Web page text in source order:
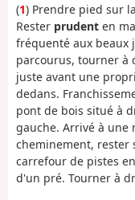
(1) Prendre pied sur
Rester prudent en
fréquenté aux beaux
parcourus, tourner à
juste avant une
dedans.
pont de bois situé à
gauche. Arrivé à une
cheminement, rester
carrefour de pistes
d'un pré. Tourner à